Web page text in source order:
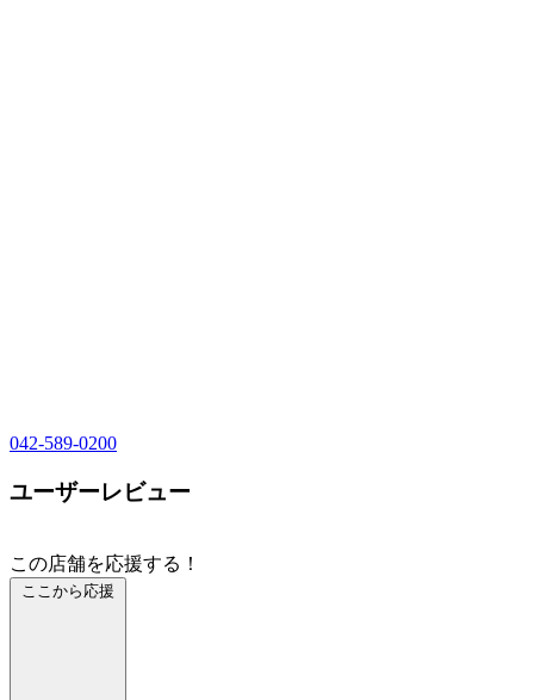
042-589-0200
ユーザーレビュー
この店舗を応援する！
ここから応援